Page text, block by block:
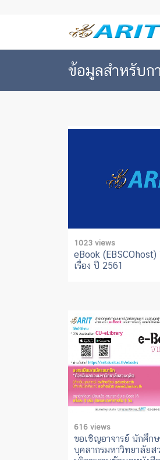
ข้อมูลสำหรับก
1023 views
eBook
เรื่อง ปี 2561
616 views
ขอเชิญอาจารย์ นักศึก
บุคลากรมหาวิทยาลัยส